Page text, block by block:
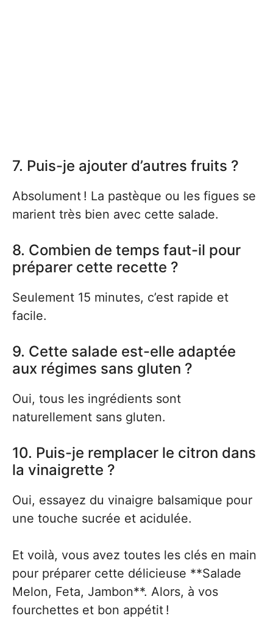
7. Puis-je ajouter d’autres fruits ?
Absolument ! La pastèque ou les figues se
marient très bien avec cette salade.
8. Combien de temps faut-il pour
préparer cette recette ?
Seulement 15 minutes, c’est rapide et
facile.
9. Cette salade est-elle adaptée
aux régimes sans gluten ?
Oui, tous les ingrédients sont
naturellement sans gluten.
10. Puis-je remplacer le citron dans
la vinaigrette ?
Oui, essayez du vinaigre balsamique pour
une touche sucrée et acidulée.
Et voilà, vous avez toutes les clés en main
pour préparer cette délicieuse **Salade
Melon, Feta, Jambon**. Alors, à vos
fourchettes et bon appétit !